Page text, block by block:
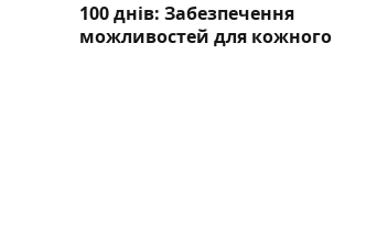
100 днів: Забезпечення
можливостей для кожного